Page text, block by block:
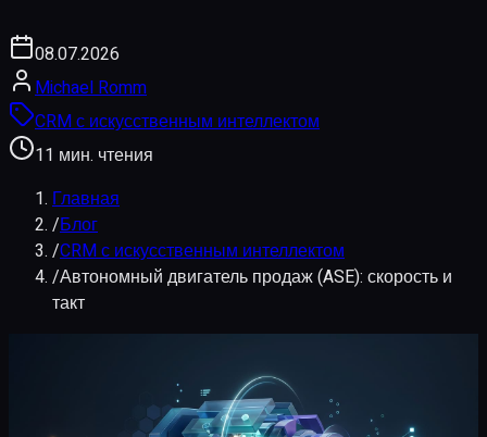
08.07.2026
Michael Romm
CRM с искусственным интеллектом
11 мин. чтения
Главная
/Блог
/CRM с искусственным интеллектом
/Автономный двигатель продаж (ASE): скорость и
такт